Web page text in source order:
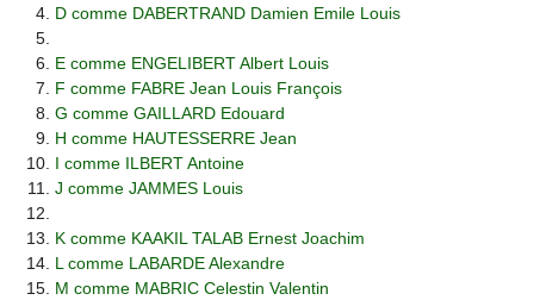
D comme DABERTRAND Damien Emile Louis
E comme ENGELIBERT Albert Louis
F comme FABRE Jean Louis François
G comme GAILLARD Edouard
H comme HAUTESSERRE Jean
I comme ILBERT Antoine
J comme JAMMES Louis
K comme KAAKIL TALAB Ernest Joachim
L comme LABARDE Alexandre
M comme MABRIC Celestin Valentin